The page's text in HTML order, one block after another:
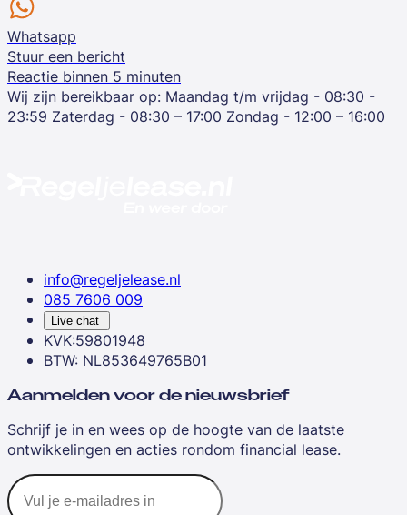
Whatsapp
Stuur een bericht
Reactie binnen 5 minuten
Wij zijn bereikbaar op: Maandag t/m vrijdag - 08:30 -
23:59 Zaterdag - 08:30 – 17:00 Zondag - 12:00 – 16:00
info@regeljelease.nl
085 7606 009
Live chat
KVK:59801948
BTW: NL853649765B01
Aanmelden voor de nieuwsbrief
Schrijf je in en wees op de hoogte van de laatste
ontwikkelingen en acties rondom financial lease.